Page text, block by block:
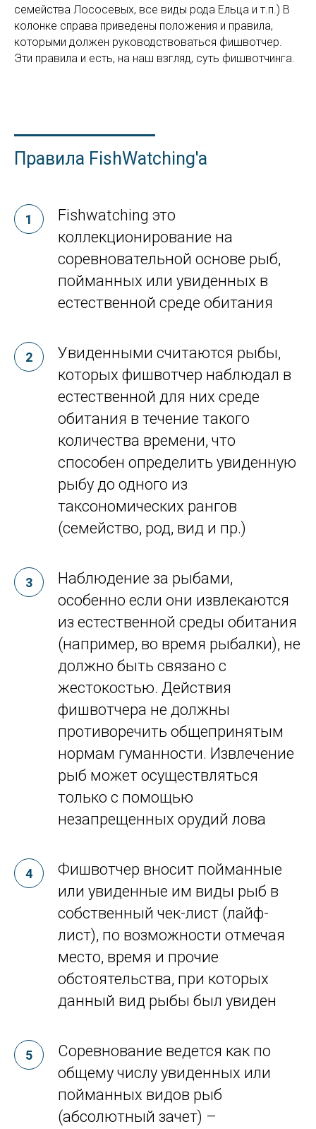
семейства Лососевых, все виды рода Ельца и т.п.) В
колонке справа приведены положения и правила,
которыми должен руководствоваться фишвотчер.
Эти правила и есть, на наш взгляд, суть фишвотчинга.
Правила FishWatching'a
Fishwatching это
коллекционирование на
соревновательной основе рыб,
пойманных или увиденных в
естественной среде обитания
Увиденными считаются рыбы,
которых фишвотчер наблюдал в
естественной для них среде
обитания в течение такого
количества времени, что
способен определить увиденную
рыбу до одного из
таксономических рангов
(семейство, род, вид и пр.)
Наблюдение за рыбами,
особенно если они извлекаются
из естественной среды обитания
(например, во время рыбалки), не
должно быть связано с
жестокостью. Действия
фишвотчера не должны
противоречить общепринятым
нормам гуманности. Извлечение
рыб может осуществляться
только с помощью
незапрещенных орудий лова
Фишвотчер вносит пойманные
или увиденные им виды рыб в
собственный чек-лист (лайф-
лист), по возможности отмечая
место, время и прочие
обстоятельства, при которых
данный вид рыбы был увиден
Соревнование ведется как по
общему числу увиденных или
пойманных видов рыб
(абсолютный зачет) –